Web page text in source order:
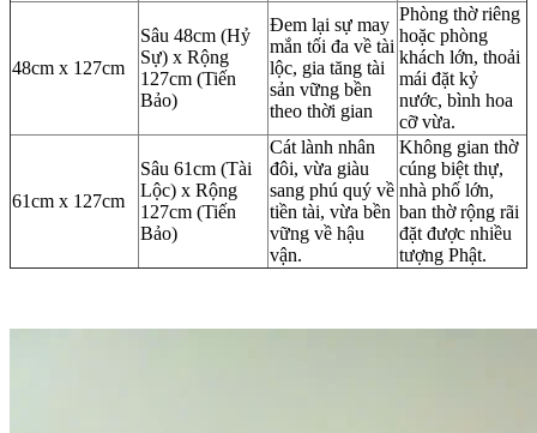
48cm x 127cm
Sâu 48cm (Hỷ
Sự) x Rộng
127cm (Tiến
Bảo)
Đem lại sự may
mắn tối đa về tài
lộc, gia tăng tài
sản vững bền
theo thời gian
Phòng thờ riêng
hoặc phòng
khách lớn, thoải
mái đặt kỷ
nước, bình hoa
cỡ vừa.
61cm x 127cm
Sâu 61cm (Tài
Lộc) x Rộng
127cm (Tiến
Bảo)
Cát lành nhân
đôi, vừa giàu
sang phú quý về
tiền tài, vừa bền
vững về hậu
vận.
Không gian thờ
cúng biệt thự,
nhà phố lớn,
ban thờ rộng rãi
đặt được nhiều
tượng Phật.